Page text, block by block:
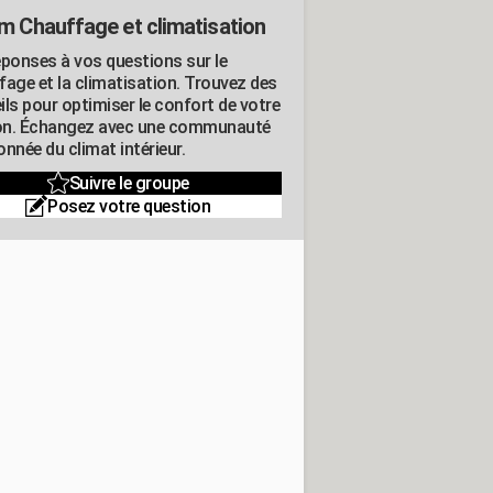
Chauffage et climatisation
à vos questions sur le
et la climatisation. Trouvez des
pour optimiser le confort de votre
Échangez avec une communauté
du climat intérieur.
Suivre le groupe
Posez votre question